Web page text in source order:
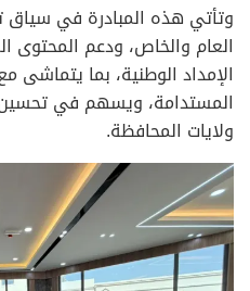
وتأتي هذه المبادرة في سياق
العام والخاص، ودعم
الإمداد الوطنية، بما يتماشى
المستدامة، ويسهم في
ولايات المحافظة.